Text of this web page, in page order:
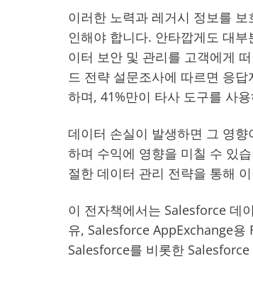
이러한 노력과 레거시 정보를
인해야 합니다. 안타깝게도 대
이터 보안 및 관리를 고객에게
드 전략 설문조사에 따르면 응
하며, 41%만이 타사 도구를 사
데이터 손실이 발생하면 그 영
하며 수익에 영향을 미칠 수 있
절한 데이터 관리 전략을 통해
이 전자책에서는 Salesforce 데
유, Salesforce AppExchange용
Salesforce를 비롯한